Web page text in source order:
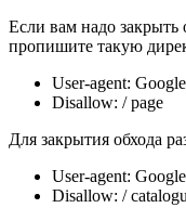
Если вам надо закрыть
пропишите такую
User-agent:
Disallow: / page
Для закрытия обхода
User-agent:
Disallow: /